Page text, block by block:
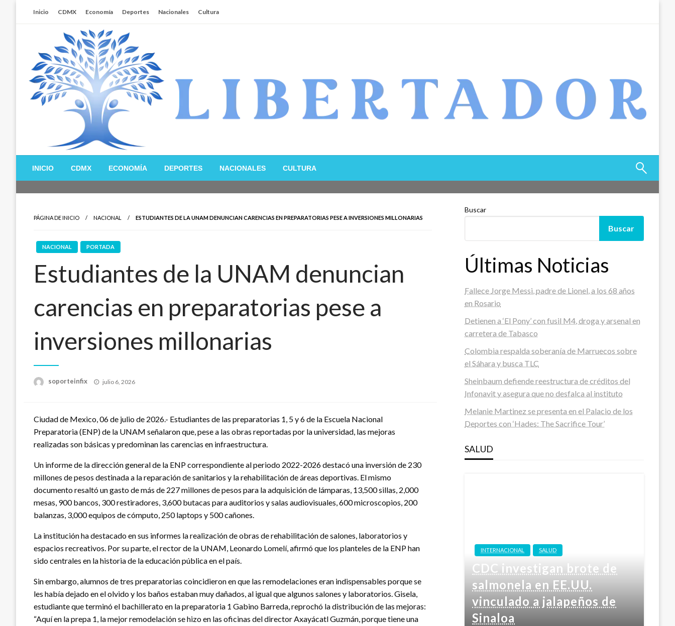
Inicio CDMX Economía Deportes Nacionales Cultura
Libertador MX
INICIO CDMX ECONOMÍA DEPORTES NACIONALES CULTURA
PÁGINA DE INICIO NACIONAL ESTUDIANTES DE LA UNAM DENUNCIAN CARENCIAS EN PREPARATORIAS PESE A INVERSIONES MILLONARIAS
NACIONAL PORTADA
Estudiantes de la UNAM denuncian
carencias en preparatorias pese a
inversiones millonarias
soporteinfix
Publicado
julio 6, 2026
Ciudad de Mexico, 06 de julio de 2026.- Estudiantes de las preparatorias 1, 5 y 6 de la Escuela Nacional
Preparatoria (ENP) de la UNAM señalaron que, pese a las obras reportadas por la universidad, las mejoras
realizadas son básicas y predominan las carencias en infraestructura.
Un informe de la dirección general de la ENP correspondiente al periodo 2022-2026 destacó una inversión de 230
millones de pesos destinada a la reparación de sanitarios y la rehabilitación de áreas deportivas. El mismo
documento resaltó un gasto de más de 227 millones de pesos para la adquisición de lámparas, 13,500 sillas, 2,000
mesas, 900 bancos, 300 restiradores, 3,600 butacas para auditorios y salas audiovisuales, 600 microscopios, 200
balanzas, 3,000 equipos de cómputo, 250 laptops y 500 cañones.
La institución ha destacado en sus informes la realización de obras de rehabilitación de salones, laboratorios y
espacios recreativos. Por su parte, el rector de la UNAM, Leonardo Lomelí, afirmó que los planteles de la ENP han
sido centrales en la historia de la educación pública en el país.
Sin embargo, alumnos de tres preparatorias coincidieron en que las remodelaciones eran indispensables porque se
les había dejado en el olvido y los baños estaban muy dañados, al igual que algunos salones y laboratorios. Gisela,
estudiante que terminó el bachillerato en la preparatoria 1 Gabino Barreda, reprochó la distribución de las mejoras:
“Aquí en la prepa 1, la mejor remodelación se hizo en las oficinas del director Axayácatl Guzmán, porque tiene una
Buscar
Buscar
Últimas Noticias
Fallece Jorge Messi, padre de Lionel, a los 68 años
en Rosario
Detienen a ‘El Pony’ con fusil M4, droga y arsenal en
carretera de Tabasco
Colombia respalda soberanía de Marruecos sobre
el Sáhara y busca TLC
Sheinbaum defiende reestructura de créditos del
Infonavit y asegura que no desfalca al instituto
Melanie Martinez se presenta en el Palacio de los
Deportes con ‘Hades: The Sacrifice Tour’
SALUD
INTERNACIONAL SALUD
CDC investigan brote de
salmonela en EE.UU.
vinculado a jalapeños de
Sinaloa